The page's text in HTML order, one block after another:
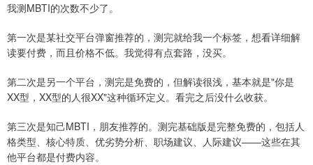
我测MBTI的次数不少了。
第一次是某社交平台弹窗推荐的，测完就给我一个标签，想看详细解
读要付费，而且价格不低。我觉得有点套路，没买。
第二次是另一个平台，测完是免费的，但解读很浅，基本就是"你是
XX型，XX型的人很XX"这种循环定义。看完之后没什么收获。
第三次是知己MBTI，朋友推荐的。测完基础版是完整免费的，包括人
格类型、核心特质、优劣势分析、职场建议、人际建议——这些在其
他平台都是付费内容。